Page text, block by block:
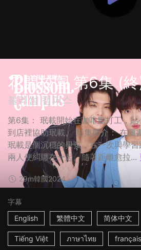
花開校園 第6集 (
블러썸 캠퍼스
第6集： 珉載開始在咖啡廳打工，
到店裡協助珉載。 影集簡介： 在圖
珉載是個沉穩的男孩，在一次與學
兩人便糾纏在一起。隨著距離愈拉...
29m韓國2024
字幕
English
繁體中文 简体中文
Tiếng Việt ภาษาไทย français